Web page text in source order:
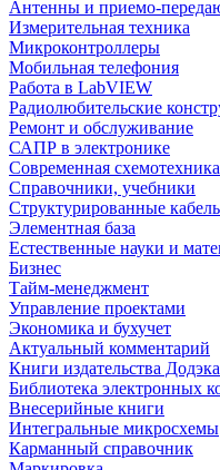
Антенны и приемо-
Измерительная техника
Микроконтроллеры
Мобильная телефония
Работа в LabVIEW
Радиолюбительские
Ремонт и обслуживание
САПР в электронике
Современная схемотехника
Справочники, учебники
Структурированные
Элементная база
Естественные науки и
Бизнес
Тайм-менеджмент
Управление проектами
Экономика и бухучет
Актуальный комментарий
Книги издательства Додэка
Библиотека электронных
Внесерийные книги
Интегральные микросхемы
Карманный справочник